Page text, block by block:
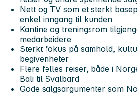
Nett og TV som et sterkt
enkel inngang til kunden
Kantine og treningsrom
medarbeidere
Sterkt fokus på samhold,
begivenheter
Flere felles reiser, både i
Bali til Svalbard
Gode salgsargumenter som